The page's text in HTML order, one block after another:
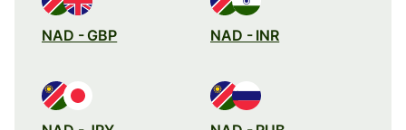
NAD - GBP NAD - INR